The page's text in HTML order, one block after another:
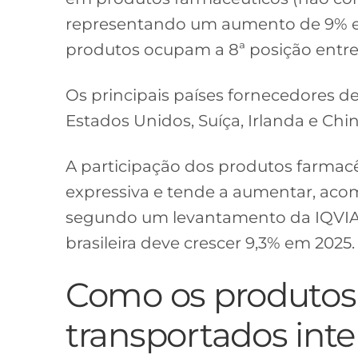
representando um aumento de 9%
produtos ocupam a 8ª posição
Os principais países fornecedores
Estados Unidos, Suíça, Irlanda e
A participação dos produtos
expressiva e tende a aumentar,
segundo um levantamento da
brasileira deve crescer 9,3% em 2025.
Como os
transportados